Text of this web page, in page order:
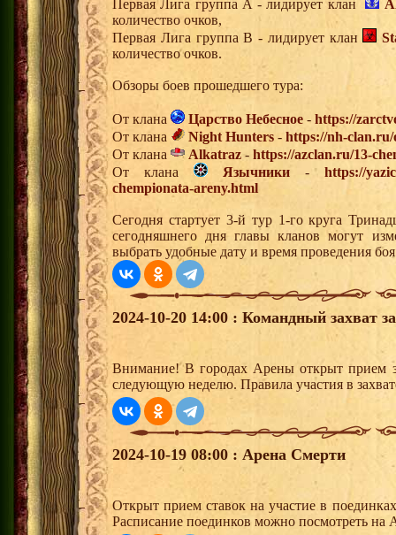
Первая Лига группа А - лидирует клан
количество очков,
Первая Лига группа В - лидирует клан
количество очков.
Обзоры боев прошедшего тура:
От клана Царство Небесное - https://
От клана
Night Hunters - https://nh-
От клана
Alkatraz - https://azclan.ru/13-
От клана
Язычники - https://
chempionata-areny.html
Сегодня стартует 3-й тур 1-го круга
сегодняшнего дня главы кланов могут
выбрать удобные дату и время проведения
2024-10-20 14:00 : Командный захват
Внимание! В городах Арены открыт прием
следующую неделю. Правила участия в
2024-10-19 08:00 : Арена Смерти
Открыт прием ставок на участие в
Расписание поединков можно посмотреть на